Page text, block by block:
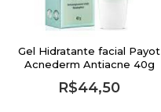
Gel Hidratante facial Payot
Acnederm Antiacne 40g
R$44,50